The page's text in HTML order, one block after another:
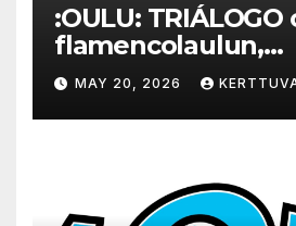
:OULU: TRIÁLOGO
flamencolaulun,
elektronisen
hylätyn tilan
MAY 20, 2026